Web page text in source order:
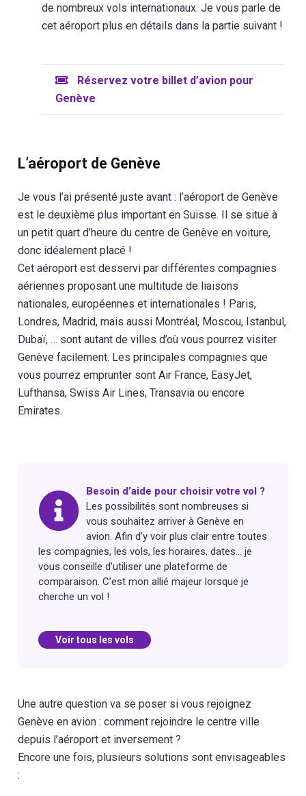
de nombreux vols internationaux. Je vous parle de
cet aéroport plus en détails dans la partie suivant !
Réservez votre billet d’avion pour
Genève
L’aéroport de Genève
Je vous l’ai présenté juste avant : l’aéroport de Genève
est le deuxième plus important en Suisse. Il se situe à
un petit quart d’heure du centre de Genève en voiture,
donc idéalement placé !
Cet aéroport est desservi par différentes compagnies
aériennes proposant une multitude de liaisons
nationales, européennes et internationales ! Paris,
Londres, Madrid, mais aussi Montréal, Moscou, Istanbul,
Dubaï, … sont autant de villes d’où vous pourrez visiter
Genève facilement. Les principales compagnies que
vous pourrez emprunter sont Air France, EasyJet,
Lufthansa, Swiss Air Lines, Transavia ou encore
Emirates.
Besoin d’aide pour choisir votre vol ?
Les possibilités sont nombreuses si
vous souhaitez arriver à Genève en
avion. Afin d’y voir plus clair entre toutes
les compagnies, les vols, les horaires, dates… je
vous conseille d’utiliser une plateforme de
comparaison. C’est mon allié majeur lorsque je
cherche un vol !
Voir tous les vols
Une autre question va se poser si vous rejoignez
Genève en avion : comment rejoindre le centre ville
depuis l’aéroport et inversement ?
Encore une fois, plusieurs solutions sont envisageables
: